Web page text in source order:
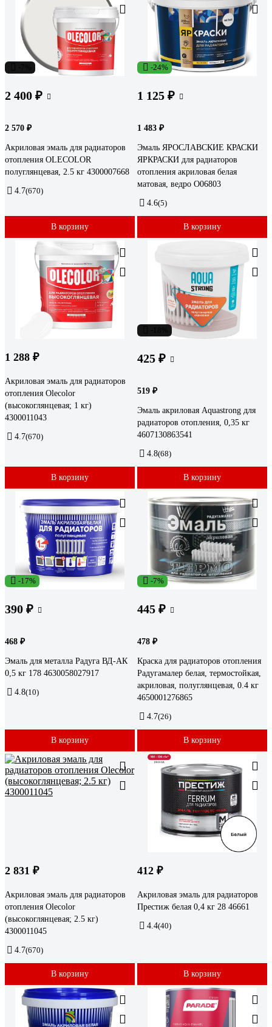
2 400 ₽
2 570 ₽
Акриловая эмаль для радиаторов
отопления OLECOLOR
полуглянцевая, 2.5 кг 4300007668
4.7(670)
В корзину
-24%
1 125 ₽
1 483 ₽
Эмаль ЯРОСЛАВСКИЕ КРАСКИ
ЯРКРАСКИ для радиаторов
отопления акриловая белая
матовая, ведро О06803
4.6(5)
В корзину
1 288 ₽
Акриловая эмаль для радиаторов
отопления Olecolor
(высокоглянцевая; 1 кг)
4300011043
4.7(670)
В корзину
425 ₽
519 ₽
Эмаль акриловая Aquastrong для
радиаторов отопления, 0,35 кг
4607130863541
4.8(68)
В корзину
-17%
390 ₽
468 ₽
Эмаль для металла Радуга ВД-АК
0,5 кг 178 4630058027917
4.8(10)
В корзину
-7%
445 ₽
478 ₽
Краска для радиаторов отопления
Радугамалер белая, термостойкая,
акриловая, полуглянцевая, 0.4 кг
4650001276865
4.7(26)
В корзину
2 831 ₽
Акриловая эмаль для радиаторов
отопления Olecolor
(высокоглянцевая; 2.5 кг)
4300011045
4.7(670)
В корзину
412 ₽
Акриловая эмаль для радиаторов
Престиж белая 0,4 кг 28 46661
4.4(40)
В корзину